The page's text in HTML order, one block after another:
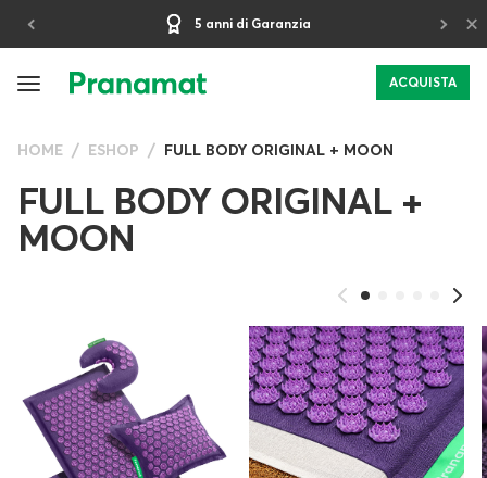
30-giorni Periodo di Prova ×
ACQUISTA
HOME ESHOP FULL BODY ORIGINAL + MOON
FULL BODY ORIGINAL +
MOON